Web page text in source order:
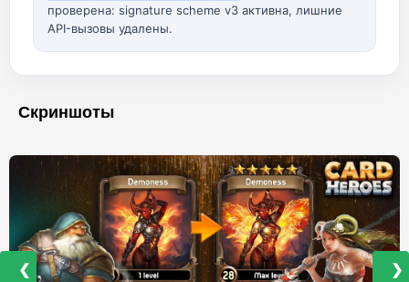
проверена: signature scheme v3 активна, лишние
API-вызовы удалены.
Скриншоты
❮ ❯